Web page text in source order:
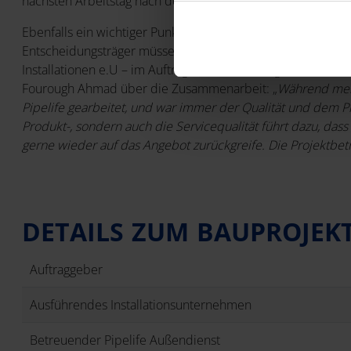
Ebenfalls ein wichtiger Punkt, um ein Großprojekt wie die
Entscheidungsträger müssen gut zusammenarbeiten. Für
Installationen e.U – im Auftrag der MA 34 - eng mit dem
Fourough Ahmad über die Zusammenarbeit: „Während
Pipelife gearbeitet, und war immer der Qualität und dem
Produkt-, sondern auch die Servicequalität führt dazu,
gerne wieder auf das Angebot zurückgreife. Die
DETAILS ZUM
Auftraggeber
Ausführendes Installationsunternehmen
Betreuender Pipelife Außendienst